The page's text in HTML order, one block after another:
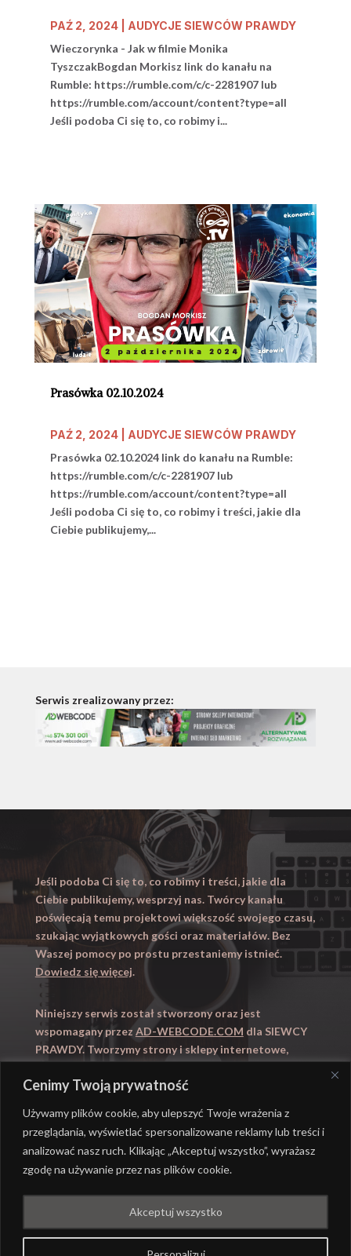
Cenimy Twoją prywatność
Używamy plików cookie, aby ulepszyć Twoje wrażenia z
przeglądania, wyświetlać spersonalizowane reklamy lub treści i
analizować nasz ruch. Klikając „Akceptuj wszystko”, wyrażasz
zgodę na używanie przez nas plików cookie.
Akceptuj wszystko
PAŹ 2, 2024| AUDYCJE SIEWCÓW PRAWDY
Wieczorynka - Jak w filmie Monika
TyszczakBogdan Morkisz link do kanału na
Rumble: https://rumble.com/c/c-2281907 lub
https://rumble.com/account/content?type=all
Jeśli podoba Ci się to, co robimy i...
Prasówka 02.10.2024
PAŹ 2, 2024| AUDYCJE SIEWCÓW PRAWDY
Prasówka 02.10.2024 link do kanału na Rumble:
https://rumble.com/c/c-2281907 lub
https://rumble.com/account/content?type=all
Jeśli podoba Ci się to, co robimy i treści, jakie dla
Ciebie publikujemy,...
Serwis zrealizowany przez:
Jeśli podoba Ci się to, co robimy i treści, jakie dla
Ciebie publikujemy, wesprzyj nas. Twórcy kanału
poświęcają temu projektowi większość swojego czasu,
szukając wyjątkowych gości oraz materiałów. Bez
Waszej pomocy po prostu przestaniemy istnieć.
Dowiedz się więcej.
Niniejszy serwis został stworzony oraz jest
wspomagany przez AD-WEBCODE.COM dla SIEWCY
PRAWDY. Tworzymy strony i sklepy internetowe,
Zapraszamy takze naWYUCZENI.PL
AD-WEBCODE.COM
PRAWDY |POLITYKA PRYWATNOŚCI